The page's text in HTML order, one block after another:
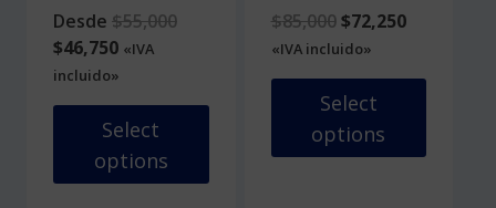
Desde $55,000Original
$55,000.
$46,750Current
price
is:
$46,750.
«IVA
incluido»
Select
options
$85,000 Original
price
was:
$85,000.
$72,250Current
is:
«IVA incluido»
Select
options